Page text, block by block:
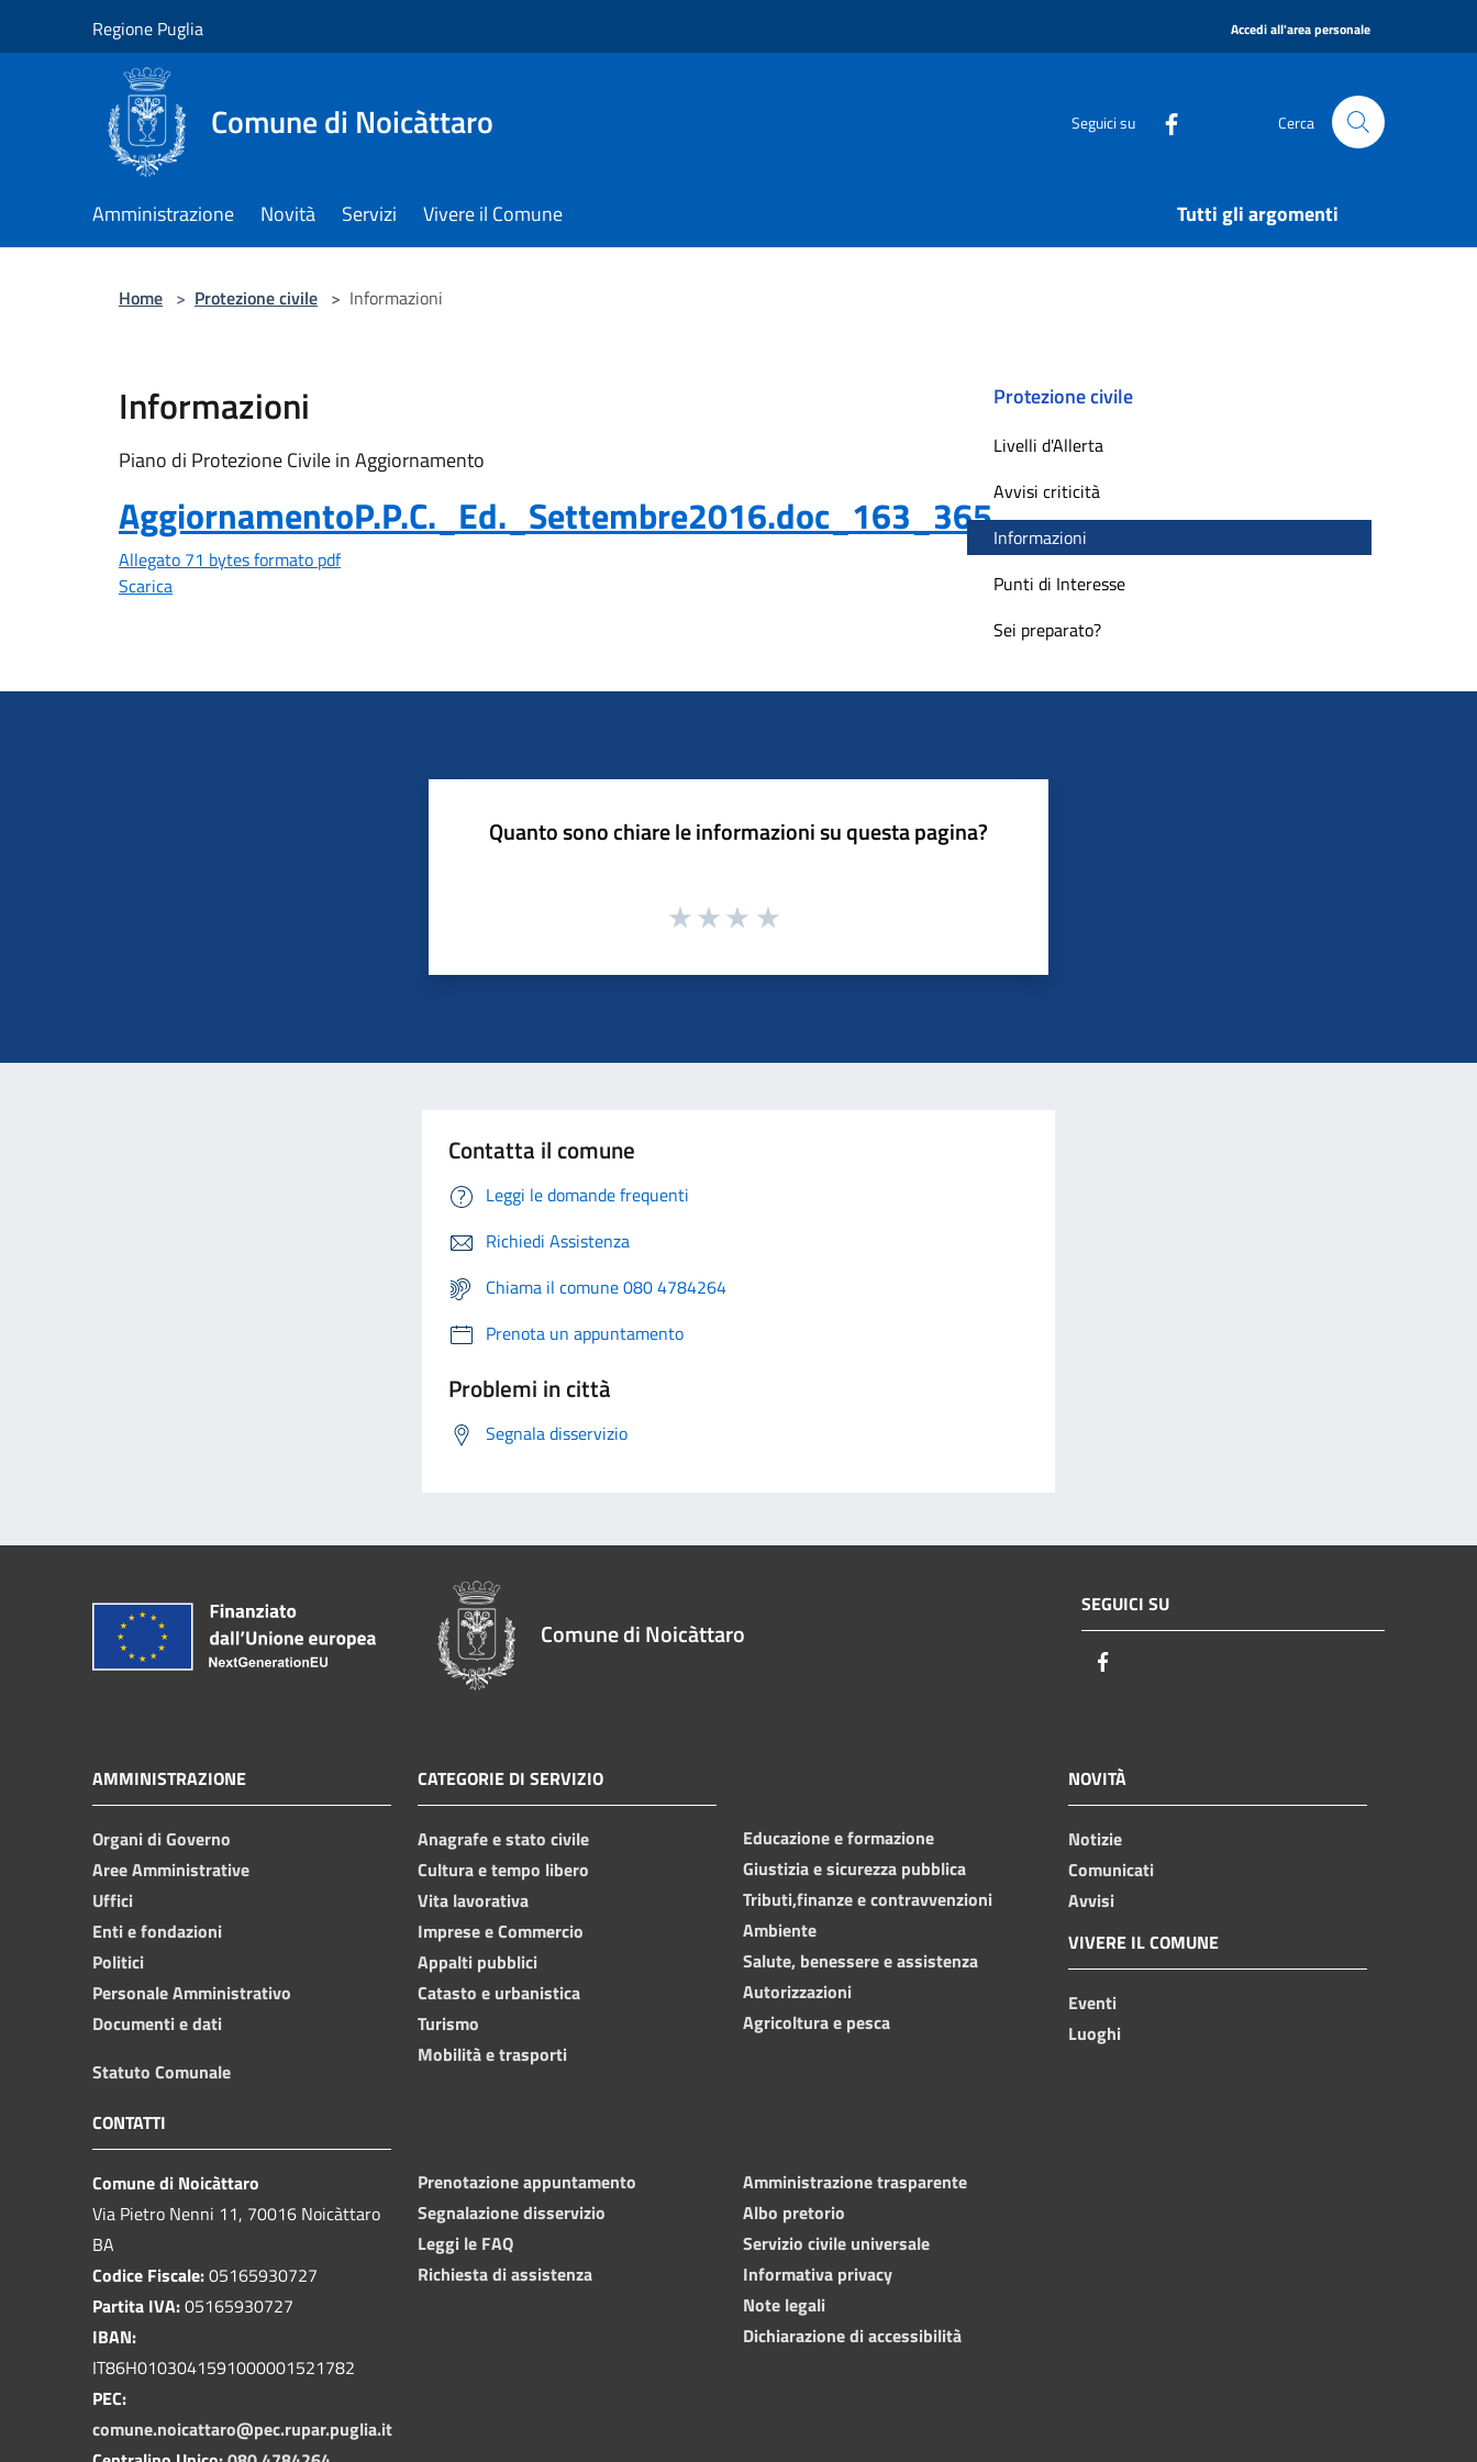
Regione Puglia Accedi all'area personale
Comune di Noicàttaro Seguici su Cerca
Amministrazione Novità Servizi Vivere il Comune Tutti gli argomenti
Home > Protezione civile > Informazioni
Informazioni
Piano di Protezione Civile in Aggiornamento
AggiornamentoP.P.C._Ed._Settembre2016.doc_163_365
Allegato 71 bytes formato pdf
Scarica
Protezione civile
Livelli d'Allerta
Avvisi criticità
Informazioni
Punti di Interesse
Sei preparato?
Quanto sono chiare le informazioni su questa pagina?
Contatta il comune
Leggi le domande frequenti
Richiedi Assistenza
Chiama il comune 080 4784264
Prenota un appuntamento
Problemi in città
Segnala disservizio
Comune di Noicàttaro
SEGUICI SU
AMMINISTRAZIONE
Organi di Governo
Aree Amministrative
Uffici
Enti e fondazioni
Politici
Personale Amministrativo
Documenti e dati
Statuto Comunale
CATEGORIE DI SERVIZIO
Anagrafe e stato civile
Cultura e tempo libero
Vita lavorativa
Imprese e Commercio
Appalti pubblici
Catasto e urbanistica
Turismo
Mobilità e trasporti
Educazione e formazione
Giustizia e sicurezza pubblica
Tributi,finanze e contravvenzioni
Ambiente
Salute, benessere e assistenza
Autorizzazioni
Agricoltura e pesca
NOVITÀ
Notizie
Comunicati
Avvisi
VIVERE IL COMUNE
Eventi
Luoghi
CONTATTI
Comune di Noicàttaro
Via Pietro Nenni 11, 70016 Noicàttaro
BA
Codice Fiscale:05165930727
Partita IVA:05165930727
IBAN:
IT86H0103041591000001521782
PEC:
comune.noicattaro@pec.rupar.puglia.it
Prenotazione appuntamento
Segnalazione disservizio
Leggi le FAQ
Richiesta di assistenza
Amministrazione trasparente
Albo pretorio
Servizio civile universale
Informativa privacy
Note legali
Dichiarazione di accessibilità